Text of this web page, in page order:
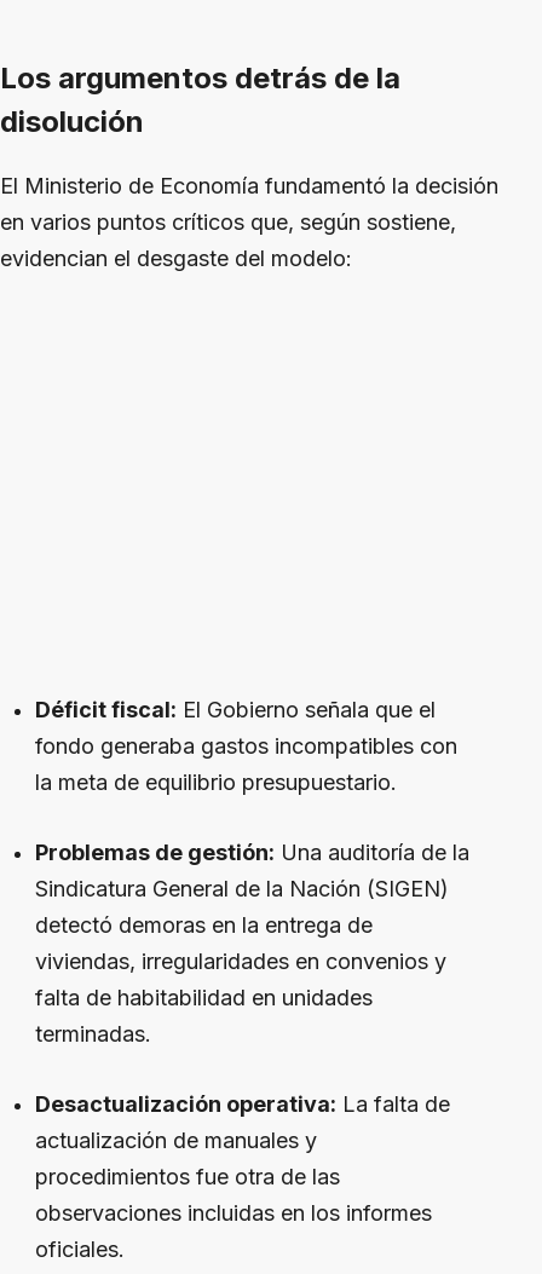
Los argumentos detrás de la
disolución
El Ministerio de Economía fundamentó la decisión
en varios puntos críticos que, según sostiene,
evidencian el desgaste del modelo:
Déficit fiscal: El Gobierno señala que el
fondo generaba gastos incompatibles con
la meta de equilibrio presupuestario.
Problemas de gestión: Una auditoría de la
Sindicatura General de la Nación (SIGEN)
detectó demoras en la entrega de
viviendas, irregularidades en convenios y
falta de habitabilidad en unidades
terminadas.
Desactualización operativa: La falta de
actualización de manuales y
procedimientos fue otra de las
observaciones incluidas en los informes
oficiales.